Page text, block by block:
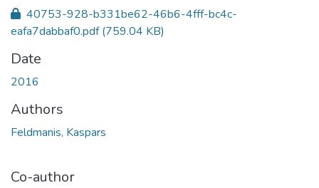
40753-928-b331be62-46b6-4fff-bc4c-
eafa7dabbaf0.pdf(759.04 KB)
Date
2016
Authors
Feldmanis, Kaspars
Co-author